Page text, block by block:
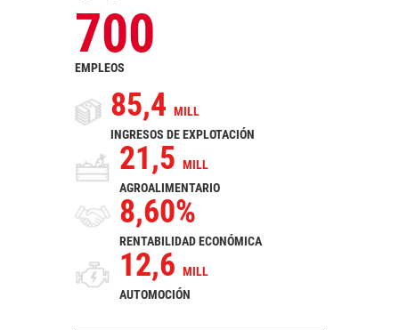
700
EMPLEOS
85,4 MILL
INGRESOS DE EXPLOTACIÓN
21,5 MILL
AGROALIMENTARIO
8,60%
RENTABILIDAD ECONÓMICA
12,6 MILL
AUTOMOCIÓN